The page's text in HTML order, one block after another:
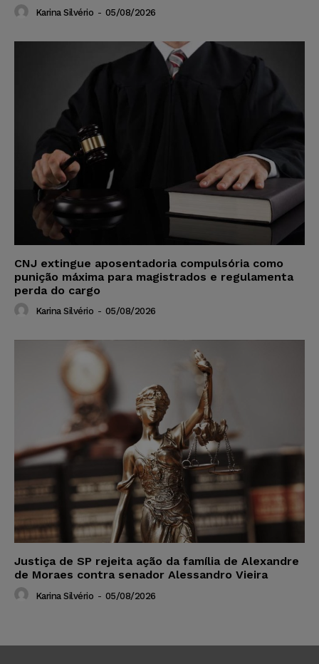
Karina Silvério - 05/08/2026
CNJ extingue aposentadoria compulsória como
punição máxima para magistrados e regulamenta
perda do cargo
Karina Silvério - 05/08/2026
Justiça de SP rejeita ação da família de Alexandre
de Moraes contra senador Alessandro Vieira
Karina Silvério - 05/08/2026